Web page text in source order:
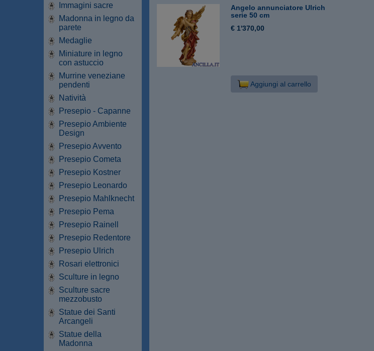
Immagini sacre
Madonna in legno da
parete
Medaglie
Miniature in legno
con astuccio
Murrine veneziane
pendenti
Natività
Presepio - Capanne
Presepio Ambiente
Design
Presepio Avvento
Presepio Cometa
Presepio Kostner
Presepio Leonardo
Presepio Mahlknecht
Presepio Pema
Presepio Rainell
Presepio Redentore
Presepio Ulrich
Rosari elettronici
Sculture in legno
Sculture sacre
mezzobusto
Statue dei Santi
Arcangeli
Statue della
Madonna
Angelo annunciatore Ulrich
serie 50 cm
€ 1'370,00
Aggiungi al carrello